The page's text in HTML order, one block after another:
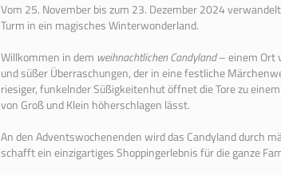
Vom 25. November bis zum 23. Dezember 2024
Turm in ein magisches Winterwonderland.
Willkommen in dem weihnachtlichen Candyland– einem Ort
und süßer Überraschungen, der in eine festliche
riesiger, funkelnder Süßigkeitenhut öffnet die Tore zu
von Groß und Klein höherschlagen lässt.
An den Adventswochenenden wird das Candyland durch
schafft ein einzigartiges Shoppingerlebnis für die ganze